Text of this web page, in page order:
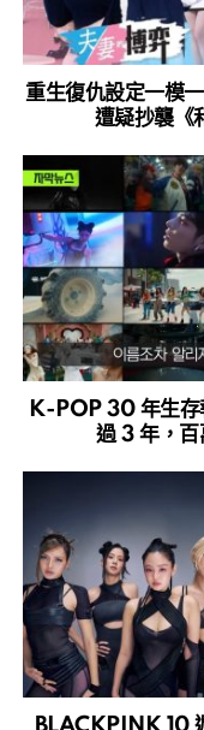
重生復仇設定一模
遭疑抄襲《
K-POP 30 年生存
過 3 年，百